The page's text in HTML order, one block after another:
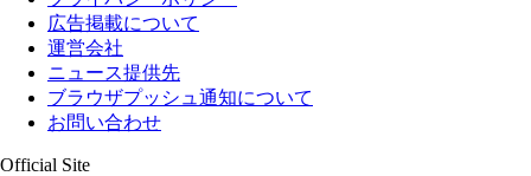
広告掲載について
運営会社
ニュース提供先
ブラウザプッシュ通知について
お問い合わせ
Official Site